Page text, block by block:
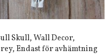
Skull, Wall Decor,
Endast för avhämtning